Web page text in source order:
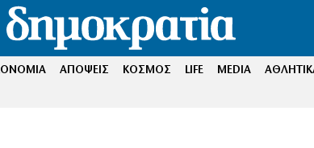
ΑΠΟΨΕΙΣ ΚΟΣΜΟΣ LIFE MEDIA